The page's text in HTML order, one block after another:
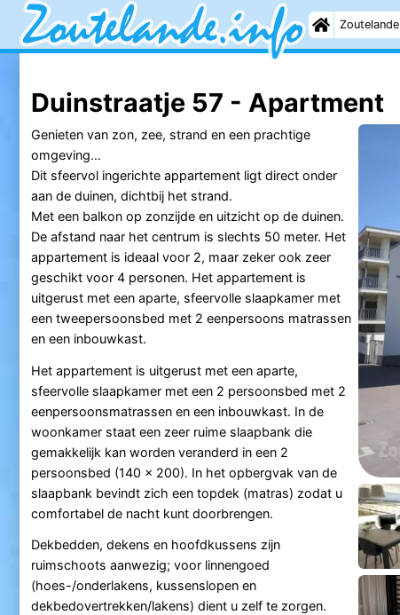
Zoutelande
Duinstraatje 57 - Apartment
Genieten van zon, zee, strand en een prachtige
omgeving…
Dit sfeervol ingerichte appartement ligt direct onder
aan de duinen, dichtbij het strand.
Met een balkon op zonzijde en uitzicht op de duinen.
De afstand naar het centrum is slechts 50 meter. Het
appartement is ideaal voor 2, maar zeker ook zeer
geschikt voor 4 personen. Het appartement is
uitgerust met een aparte, sfeervolle slaapkamer met
een tweepersoonsbed met 2 eenpersoons matrassen
en een inbouwkast.
Het appartement is uitgerust met een aparte,
sfeervolle slaapkamer met een 2 persoonsbed met 2
eenpersoonsmatrassen en een inbouwkast. In de
woonkamer staat een zeer ruime slaapbank die
gemakkelijk kan worden veranderd in een 2
persoonsbed (140 x 200). In het opbergvak van de
slaapbank bevindt zich een topdek (matras) zodat u
comfortabel de nacht kunt doorbrengen.
Dekbedden, dekens en hoofdkussens zijn
ruimschoots aanwezig; voor linnengoed
(hoes-/onderlakens, kussenslopen en
dekbedovertrekken/lakens) dient u zelf te zorgen.